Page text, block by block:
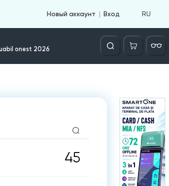
Новый аккаунт Вход RU
onest 2026
Căutare
45